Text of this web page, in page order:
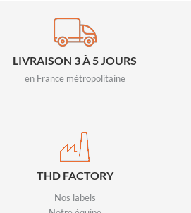
LIVRAISON 3 À 5 JOURS
en France métropolitaine
THD FACTORY
Nos labels